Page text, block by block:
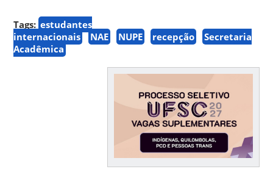
Tags: estudantes
internacionais
NAE NUPE recepção
Secretaria
Acadêmica